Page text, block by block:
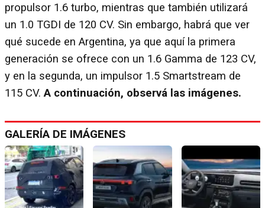
propulsor 1.6 turbo, mientras que también utilizará
un 1.0 TGDI de 120 CV. Sin embargo, habrá que ver
qué sucede en Argentina, ya que aquí la primera
generación se ofrece con un 1.6 Gamma de 123 CV,
y en la segunda, un impulsor 1.5 Smartstream de
115 CV. A continuación, observá las imágenes.
GALERÍA DE IMÁGENES